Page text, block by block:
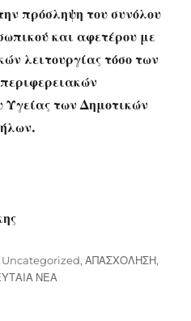
πρόσληψη του συνόλου
και αφετέρου με
λειτουργίας τόσο των
Υγείας των Δημοτικών
Categories
Uncategorized,ΑΠΑΣΧΟΛΗΣΗ,
ΝΕΑ